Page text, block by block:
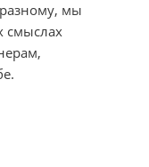
мы
смыслах